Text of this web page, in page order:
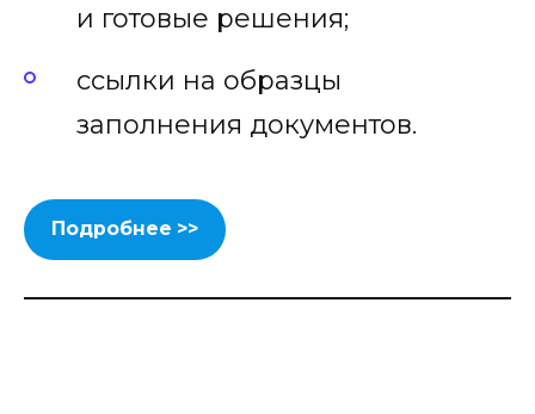
и готовые решения;
ссылки на образцы
заполнения документов.
Подробнее >>